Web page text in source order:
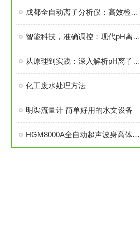
成都全自动离子分析仪：高效检测，准确分析
智能科技，准确调控：现代pH离子分析仪的创新发展
从原理到实践：深入解析pH离子分析仪的工作原理与应用实例
化工废水处理方法
明渠流量计 简单好用的水文设备
HGM8000A全自动超声波身高体重秤